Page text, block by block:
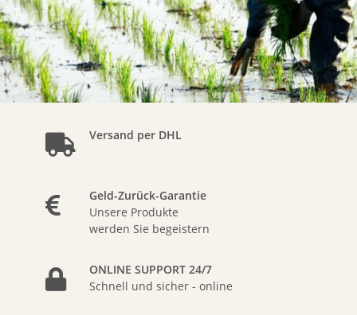
Versand per DHL
Geld-Zurück-Garantie
Unsere Produkte
werden Sie begeistern
ONLINE SUPPORT 24/7
Schnell und sicher - online